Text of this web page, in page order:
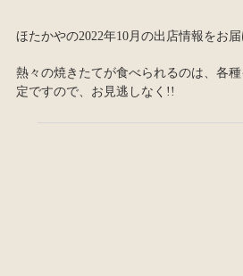
ほたかやの2022年10月の出店情報をお届
熱々の焼きたてが食べられるのは、各
定ですので、お見逃しなく!!